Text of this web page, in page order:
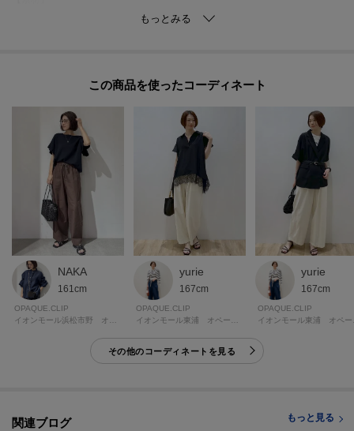
・表面感が特徴のコットン／レーヨン混のしっかりしたツイル素材を使用。
・ポケット数：横×2 後ろ飾りポケット×2
・ウエスト総ゴム
・裏地なし
※アイボリー（004）はやや透け感があるため、インナーの着用をおすすめし
－－－－－－－－－－－－－－－－－－
【C（シー） OPAQUE．CLIP】
「PLAYFUL FEMININE」をキーワードに、天然素材と美しくポジティブなカ
ラー、ワクワクするようなディティールや、ミックス感のあるスタイルなど
ファッションの楽しさを詰め込んだレーベルです
が異なる場合もございます。
この商品を使った
NAKA
161cm
OPAQUE.CLIP
yurie
167cm
OPAQUE.CLIP
yurie
167cm
OPAQUE.CLIP
その他のコーディネートを見る
関連ブログ もっと見る